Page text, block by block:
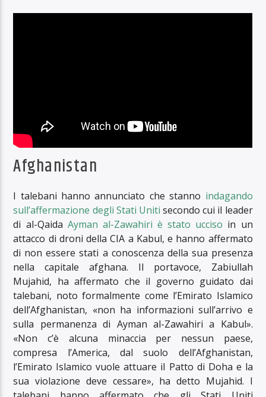
Afghanistan
I talebani hanno annunciato che stanno indagando
sull’affermazione degli Stati Uniti secondo cui il leader
di al-Qaida Ayman al-Zawahiri è stato ucciso in un
attacco di droni della CIA a Kabul, e hanno affermato
di non essere stati a conoscenza della sua presenza
nella capitale afghana. Il portavoce, Zabiullah
Mujahid, ha affermato che il governo guidato dai
talebani, noto formalmente come l’Emirato Islamico
dell’Afghanistan, «non ha informazioni sull’arrivo e
sulla permanenza di Ayman al-Zawahiri a Kabul».
«Non c’è alcuna minaccia per nessun paese,
compresa l’America, dal suolo dell’Afghanistan,
l’Emirato Islamico vuole attuare il Patto di Doha e la
sua violazione deve cessare», ha detto Mujahid. I